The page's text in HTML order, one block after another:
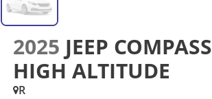
2025 JEEP COMPASS
HIGH ALTITUDE
R